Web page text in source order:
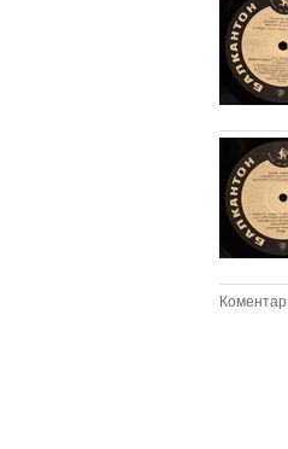
Коментар